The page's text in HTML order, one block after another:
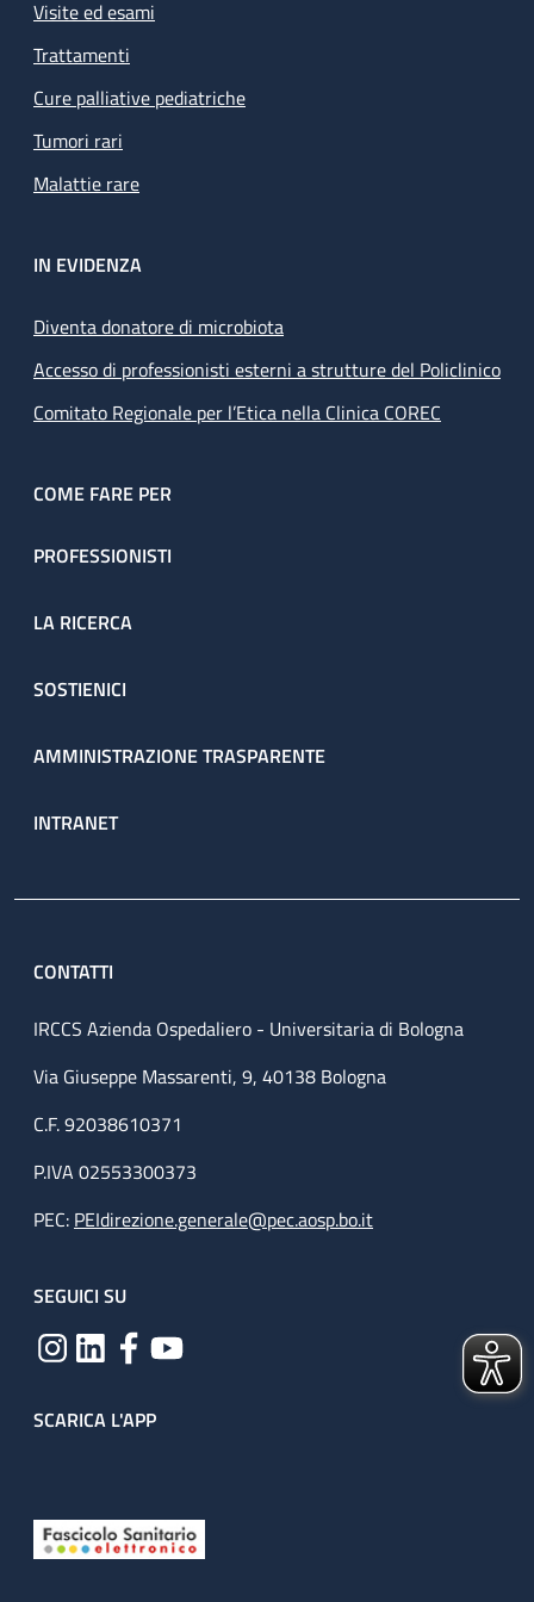
Visite ed esami
Trattamenti
Cure palliative pediatriche
Tumori rari
Malattie rare
IN EVIDENZA
Diventa donatore di microbiota
Accesso di professionisti esterni a strutture del Policlinico
Comitato Regionale per l’Etica nella Clinica COREC
COME FARE PER
PROFESSIONISTI
LA RICERCA
SOSTIENICI
AMMINISTRAZIONE TRASPARENTE
INTRANET
CONTATTI
IRCCS Azienda Ospedaliero - Universitaria di Bologna
Via Giuseppe Massarenti, 9, 40138 Bologna
C.F. 92038610371
P.IVA 02553300373
PEC: PEIdirezione.generale@pec.aosp.bo.it
SEGUICI SU
SCARICA L'APP